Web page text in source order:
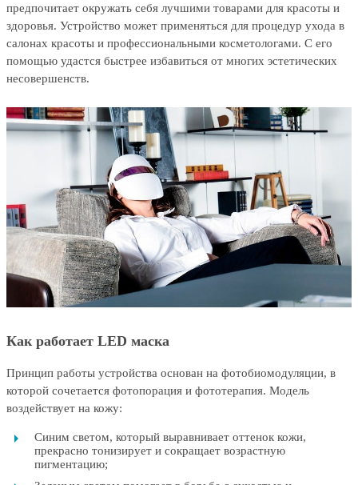
предпочитает окружать себя лучшими товарами для красоты и
здоровья. Устройство может применяться для процедур ухода в
салонах красоты и профессиональными косметологами. С его
помощью удастся быстрее избавиться от многих эстетических
несовершенств.
Как работает LED маска
Принцип работы устройства основан на фотобиомодуляции, в
которой сочетается фотопорация и фототерапия. Модель
воздействует на кожу:
Синим светом, который выравнивает оттенок кожи,
прекрасно тонизирует и сокращает возрастную
пигментацию;